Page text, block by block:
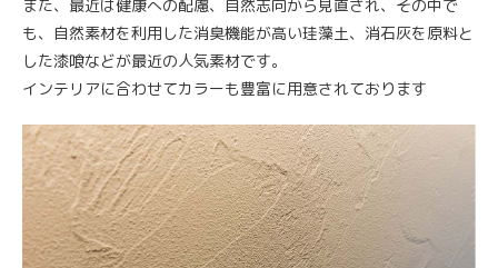
また、最近は健康への配慮、自然志向から見直され、その中で
も、自然素材を利用した消臭機能が高い珪藻土、消石灰を原料と
した漆喰などが最近の人気素材です。
インテリアに合わせてカラーも豊富に用意されております